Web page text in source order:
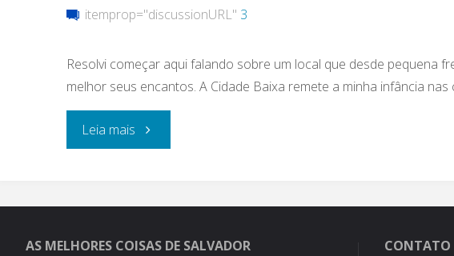
itemprop="discussionURL" 3
Resolvi começar aqui falando sobre um local que desde pequena
melhor seus encantos. A Cidade Baixa remete a minha infância nas
Leia mais "Cidade
conheça
um
AS MELHORES COISAS DE SALVADOR CONTATO